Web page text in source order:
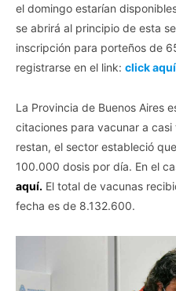
el domingo estarían
se abrirá al principio de esta
inscripción para porteños de
registrarse en el link: click aquí
La Provincia de Buenos Aires
citaciones para vacunar a
restan, el sector estableció
100.000 dosis por día. En el
aquí. El total de vacunas
fecha es de 8.132.600.